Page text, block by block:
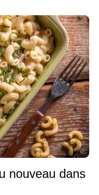
nouveau dans